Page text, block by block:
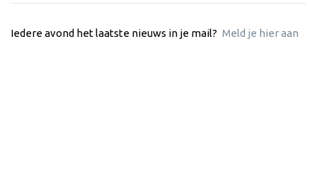
Iedere avond het laatste nieuws in je mail? Meld je hier aan